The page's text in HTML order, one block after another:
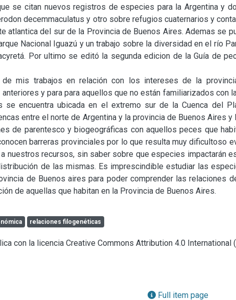
se citan nuevos registros de especies para la Argentina y
decemmaculatus y otro sobre refugios cuaternarios y
atlantica del sur de la Provincia de Buenos Aires. Ademas se
Nacional Iguazú y un trabajo sobre la diversidad en el río
Por ultimo se editó la segunda edicion de la Guía de
mis trabajos en relación con los intereses de la
y para para aquellos que no están familiarizados con la
encuentra ubicada en el extremo sur de la Cuenca del
entre el norte de Argentina y la provincia de Buenos Aires y
de parentesco y biogeográficas con aquellos peces que
barreras provinciales por lo que resulta muy dificultoso
nuestros recursos, sin saber sobre que especies impactarán
de las mismas. Es imprescindible estudiar las
de Buenos aires para poder comprender las relaciones
de aquellas que habitan en la Provincia de Buenos Aires.
relaciones filogenéticas
con la licencia Creative Commons Attribution 4.0 International
Full item page